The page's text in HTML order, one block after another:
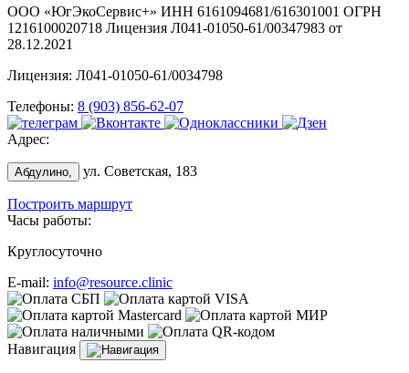
ООО «ЮгЭкоСервис+» ИНН 6161094681/616301001 ОГРН
1216100020718 Лицензия Л041-01050-61/00347983 от
28.12.2021
Лицензия: Л041-01050-61/0034798
Телефоны: 8 (903) 856-62-07
Адрес:
Абдулино, ул. Советская, 183
Построить маршрут
Часы работы:
Круглосуточно
E-mail: info@resource.clinic
Навигация